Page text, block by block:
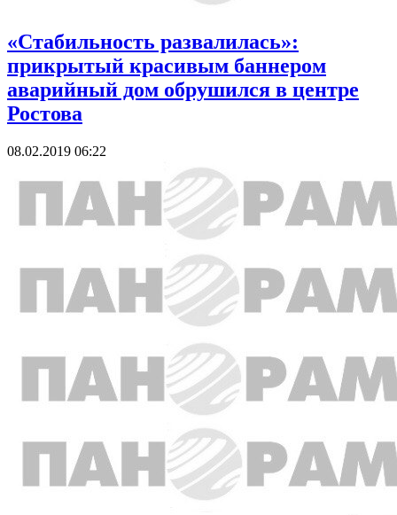
«Стабильность развалилась»:
прикрытый красивым баннером
аварийный дом обрушился в центре
Ростова
08.02.2019 06:22